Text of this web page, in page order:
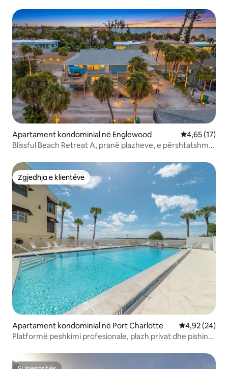
Apartament kondominial në Englewood Vlerësimi
4,65 (17)
Blissful Beach Retreat A, pranë plazheve, e përshtatshme
Zgjedhja e klientëve
Zgjedhja e klientëve
Apartament kondominial në Port Charlotte Vlerësimi
4,92 (24)
Platformë peshkimi profesionale, plazh privat dhe pishinë